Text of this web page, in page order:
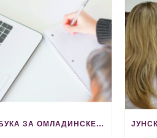
ОНЛАЈН ОБУКА ЗА ОМЛАДИНСКЕ РАДНИКЕ 2‒4. СЕПТЕМБРА 2026. ГОДИНЕ